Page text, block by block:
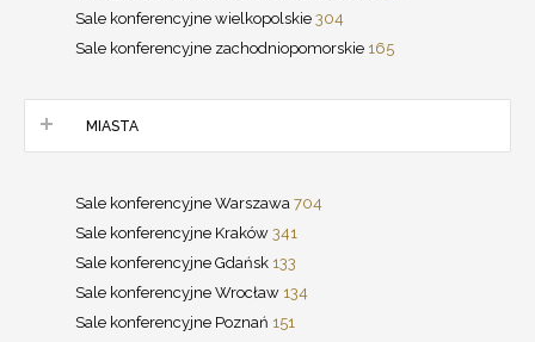
Sale konferencyjne wielkopolskie 304
Sale konferencyjne zachodniopomorskie 165
MIASTA
Sale konferencyjne Warszawa 704
Sale konferencyjne Kraków 341
Sale konferencyjne Gdańsk 133
Sale konferencyjne Wrocław 134
Sale konferencyjne Poznań 151